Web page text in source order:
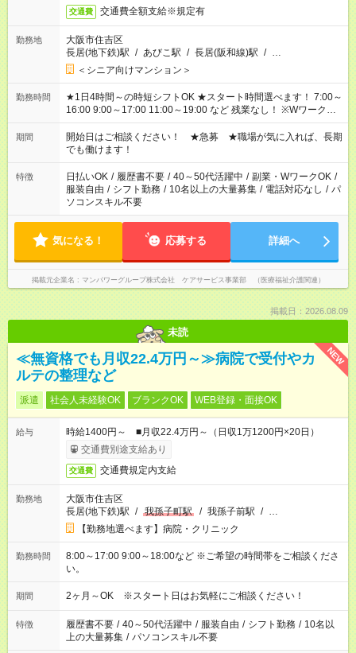
交通費 交通費全額支給※規定有
勤務地
大阪市住吉区
長居(地下鉄)駅 / あびこ駅 / 長居(阪和線)駅 / …
＜シニア向けマンション＞
勤務時間
★1日4時間～の時短シフトOK ★スタート時間選べます！ 7:00～
16:00 9:00～17:00 11:00～19:00 など 残業なし！ ※Wワークの
場合、他のお仕事と合わせ週40時間超の就業はご案内できませ
ん ※法令に基づき、週20時間以上勤務は社会保険への加入対象
となります ※労働者派遣法（日雇い派遣の原則禁止）により、
短時間・短期間の就業はご案内が難しい場合があります
期間
開始日はご相談ください！ ★急募 ★職場が気に入れば、長期
でも働けます！
特徴 日払いOK / 履歴書不要 / 40～50代活躍中 / 副業・WワークOK /
服装自由 / シフト勤務 / 10名以上の大量募集 / 電話対応なし / パ
ソコンスキル不要
気になる！ 応募する 詳細へ
掲載元企業名 マンパワーグループ株式会社 ケアサービス事業部 （医療福祉介護関連）
掲載日：2026.08.09
未読
NEW
≪無資格でも月収22.4万円～≫病院で受付やカ
ルテの整理など
派遣 社会人未経験OK ブランクOK WEB登録・面接OK
給与
時給1400円～ ■月収22.4万円～（日収1万1200円×20日）
交通費別途支給あり
交通費 交通費規定内支給
勤務地
大阪市住吉区
長居(地下鉄)駅 / 我孫子町駅 / 我孫子前駅 / …
【勤務地選べます】病院・クリニック
勤務時間
8:00～17:00 9:00～18:00など ※ご希望の時間帯をご相談くださ
い。
期間 2ヶ月～OK ※スタート日はお気軽にご相談ください！
特徴 履歴書不要 / 40～50代活躍中 / 服装自由 / シフト勤務 / 10名以
上の大量募集 / パソコンスキル不要